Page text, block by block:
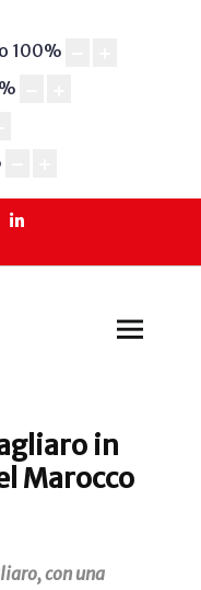
100%
%
in
Marocco
con una